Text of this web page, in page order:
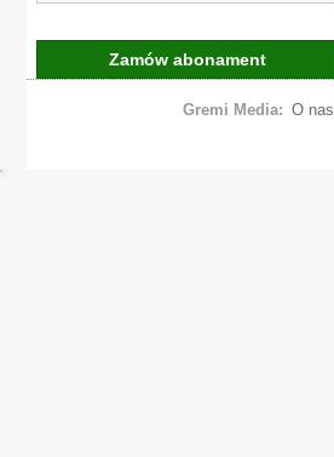
Zamów abonament
Gremi Media: O nas